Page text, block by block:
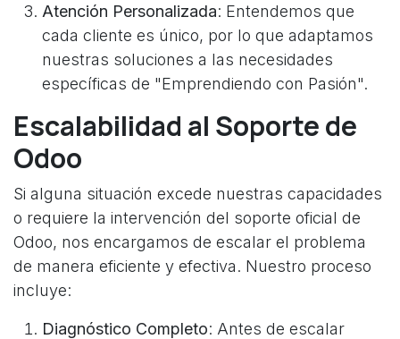
Atención Personalizada: Entendemos que
cada cliente es único, por lo que adaptamos
nuestras soluciones a las necesidades
específicas de "Emprendiendo con Pasión".
Escalabilidad al Soporte de
Odoo
Si alguna situación excede nuestras capacidades
o requiere la intervención del soporte oficial de
Odoo, nos encargamos de escalar el problema
de manera eficiente y efectiva. Nuestro proceso
incluye:
Diagnóstico Completo: Antes de escalar